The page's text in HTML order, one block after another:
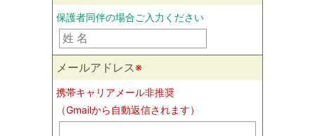
保護者同伴の場合ご入力ください
メールアドレス ※
携帯キャリアメール非推奨
（Gmailから自動返信されます）